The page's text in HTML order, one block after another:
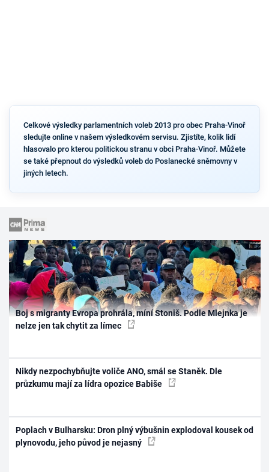
Celkové výsledky parlamentních voleb 2013 pro obec Praha-Vinoř
sledujte online v našem výsledkovém servisu. Zjistíte, kolik lidí
hlasovalo pro kterou politickou stranu v obci Praha-Vinoř. Můžete
se také přepnout do výsledků voleb do Poslanecké sněmovny v
jiných letech.
Boj s migranty Evropa prohrála, míní Stoniš. Podle Mlejnka je
nelze jen tak chytit za límec
Nikdy nezpochybňujte voliče ANO, smál se Staněk. Dle
průzkumu mají za lídra opozice Babiše
Poplach v Bulharsku: Dron plný výbušnin explodoval kousek od
plynovodu, jeho původ je nejasný